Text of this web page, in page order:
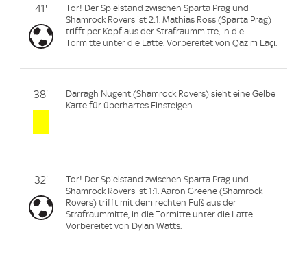
41'
Tor! Der Spielstand zwischen Sparta Prag und
Shamrock Rovers ist 2:1. Mathias Ross (Sparta Prag)
trifft per Kopf aus der Strafraummitte, in die
Tormitte unter die Latte. Vorbereitet von Qazim Laçi.
38'
Darragh Nugent (Shamrock Rovers) sieht eine Gelbe
Karte für überhartes Einsteigen.
32'
Tor! Der Spielstand zwischen Sparta Prag und
Shamrock Rovers ist 1:1. Aaron Greene (Shamrock
Rovers) trifft mit dem rechten Fuß aus der
Strafraummitte, in die Tormitte unter die Latte.
Vorbereitet von Dylan Watts.